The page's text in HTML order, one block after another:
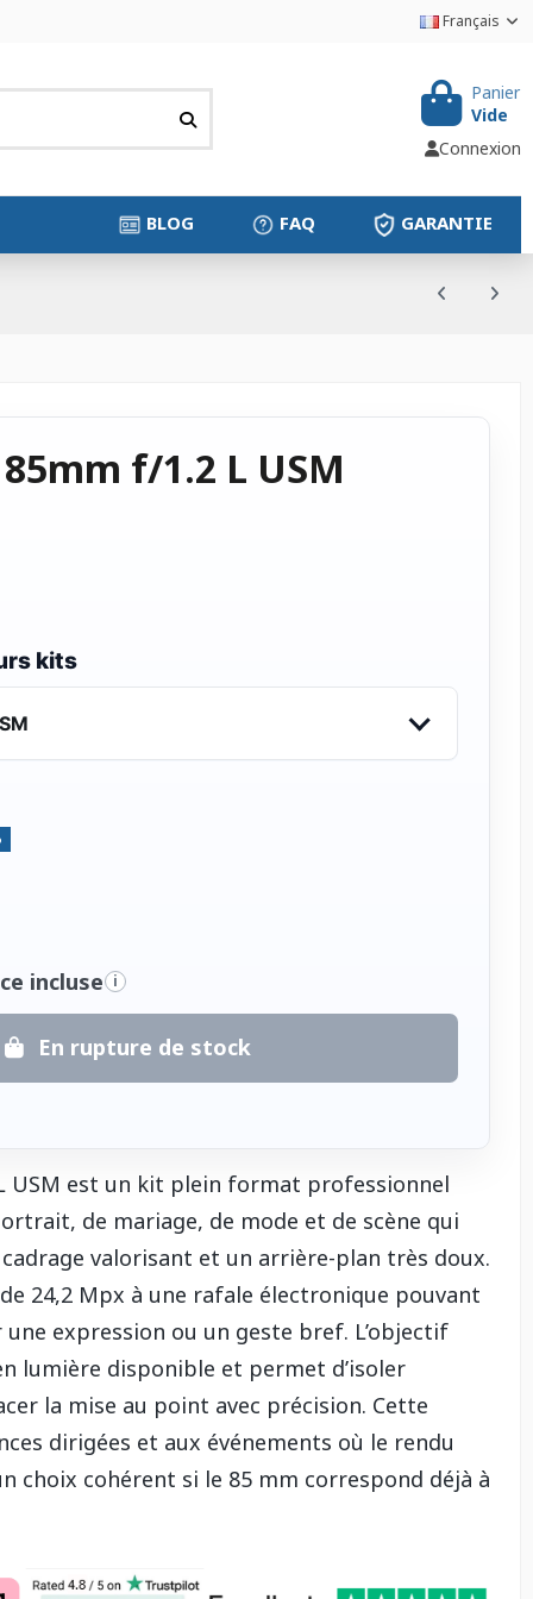
Français
Panier
Vide
Connexion
GARANTIE
FAQ
BLOG
85mm f/1.2 L USM
kits
incluse i
En rupture de stock
L USM est un kit plein format professionnel
de mariage, de mode et de scène qui
valorisant et un arrière-plan très doux.
24,2 Mpx à une rafale électronique pouvant
expression ou un geste bref. L’objectif
lumière disponible et permet d’isoler
la mise au point avec précision. Cette
dirigées et aux événements où le rendu
choix cohérent si le 85 mm correspond déjà à